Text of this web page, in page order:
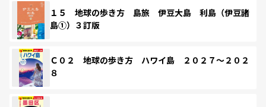
１５ 地球の歩き方 島旅 伊豆大島 利島（伊豆諸
島①）３訂版
Ｃ０２ 地球の歩き方 ハワイ島 ２０２７～２０２
８